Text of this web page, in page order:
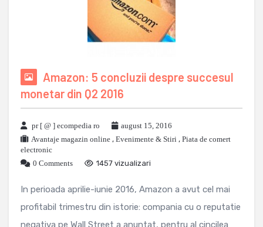
Amazon: 5 concluzii despre succesul
monetar din Q2 2016
pr [ @ ] ecompedia ro
august 15, 2016
Avantaje magazin online , Evenimente & Stiri , Piata de comert
electronic
0 Comments
1457 vizualizari
In perioada aprilie-iunie 2016, Amazon a avut cel mai
profitabil trimestru din istorie: compania cu o reputatie
negativa pe Wall Street a anuntat, pentru al cincilea